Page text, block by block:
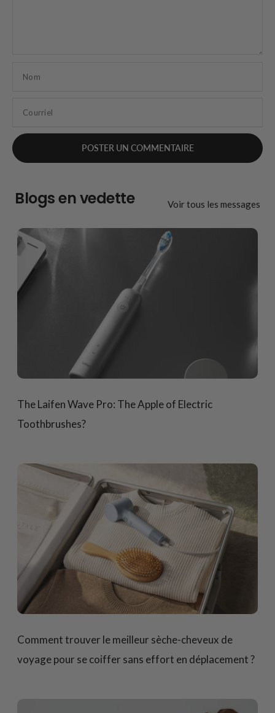
Nom
Courriel
Blogs en vedette Voir tous les messages
The Laifen Wave Pro: The Apple of Electric
Toothbrushes?
Comment trouver le meilleur sèche-cheveux de
voyage pour se coiffer sans effort en déplacement ?